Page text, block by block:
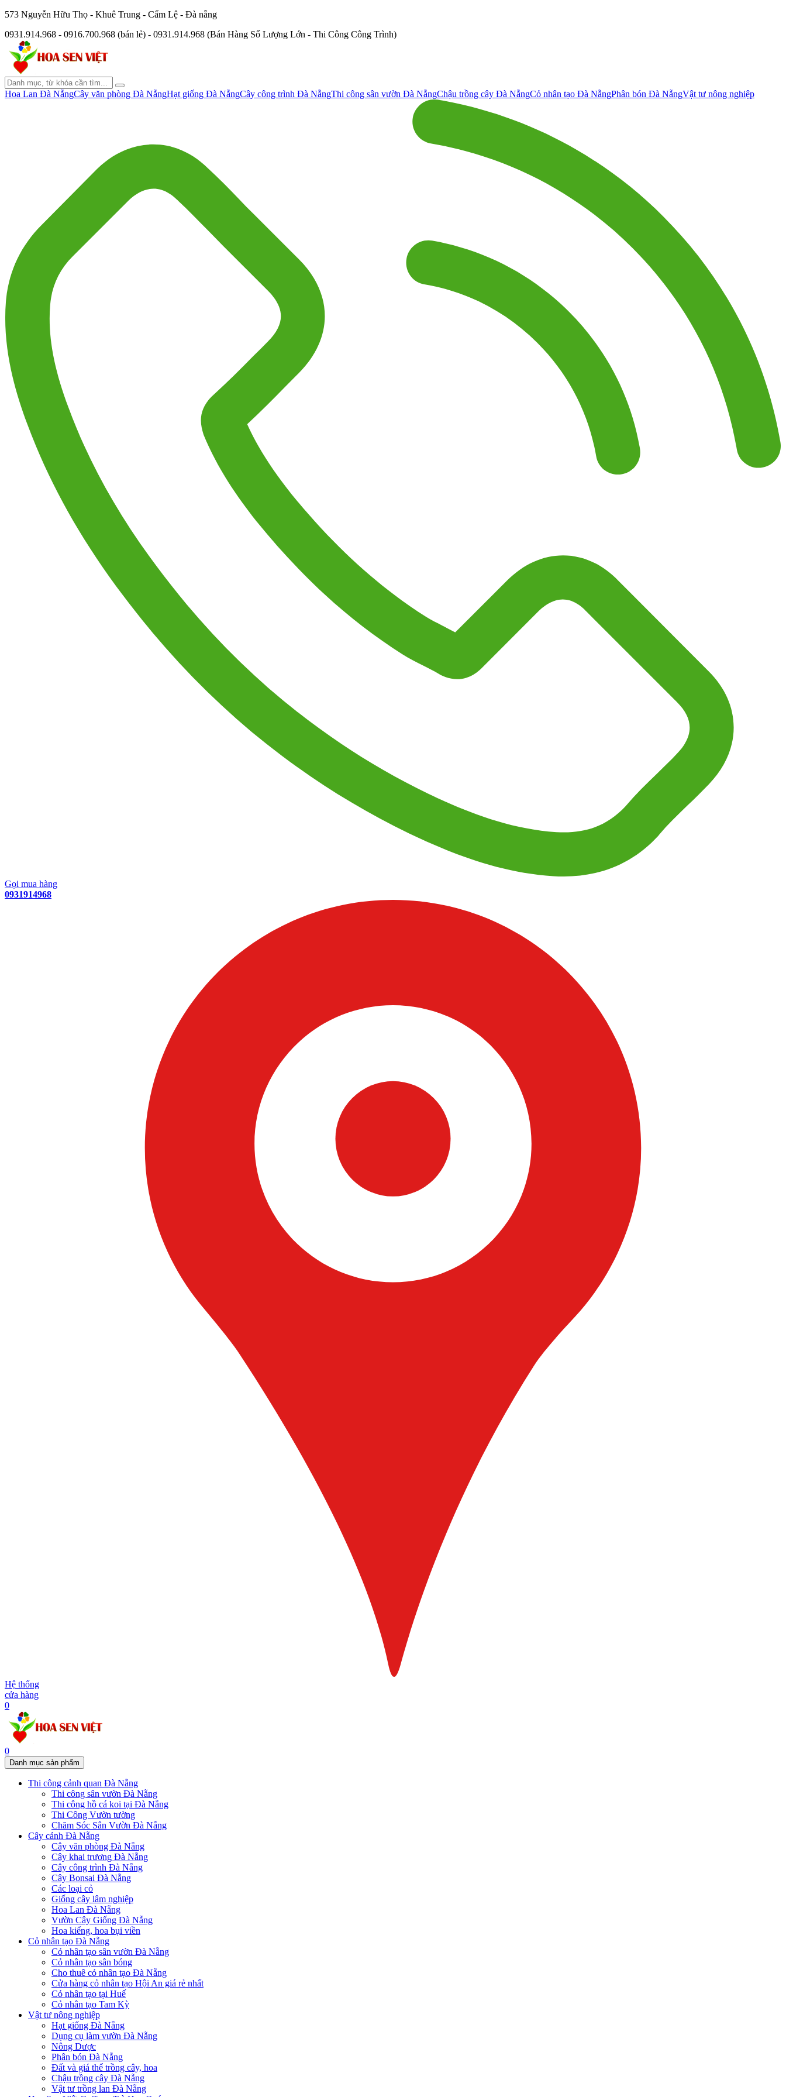
573 Nguyễn Hữu Thọ - Khuê Trung - Cẩm Lệ - Đà nẵng
0931.914.968 - 0916.700.968 (bán lẻ) - 0931.914.968 (Bán Hàng Số Lượng Lớn - Thi Công Công Trình)
Hoa Lan Đà NẵngCây văn phòng Đà NẵngHạt giống Đà NẵngCây công trình Đà NẵngThi công sân vườn Đà NẵngChậu trồng cây Đà NẵngCỏ nhân tạo Đà NẵngPhân bón Đà NẵngVật tư nông nghiệp
Gọi mua hàng
0931914968
Hệ thống
cửa hàng
0
0
Danh mục sản phẩm
Thi công cảnh quan Đà Nẵng
Thi công sân vườn Đà Nẵng
Thi công hồ cá koi tại Đà Nẵng
Thi Công Vườn tường
Chăm Sóc Sân Vườn Đà Nẵng
Cây cảnh Đà Nẵng
Cây văn phòng Đà Nẵng
Cây khai trương Đà Nẵng
Cây công trình Đà Nẵng
Cây Bonsai Đà Nẵng
Các loại cỏ
Giống cây lâm nghiệp
Hoa Lan Đà Nẵng
Vườn Cây Giống Đà Nẵng
Hoa kiểng, hoa bụi viền
Cỏ nhân tạo Đà Nẵng
Cỏ nhân tạo sân vườn Đà Nẵng
Cỏ nhân tạo sân bóng
Cho thuê cỏ nhân tạo Đà Nẵng
Cửa hàng cỏ nhân tạo Hội An giá rẻ nhất
Cỏ nhân tạo tại Huế
Cỏ nhân tạo Tam Kỳ
Vật tư nông nghiệp
Hạt giống Đà Nẵng
Dụng cụ làm vườn Đà Nẵng
Nông Dược
Phân bón Đà Nẵng
Đất và giá thể trồng cây, hoa
Chậu trồng cây Đà Nẵng
Vật tư trồng lan Đà Nẵng